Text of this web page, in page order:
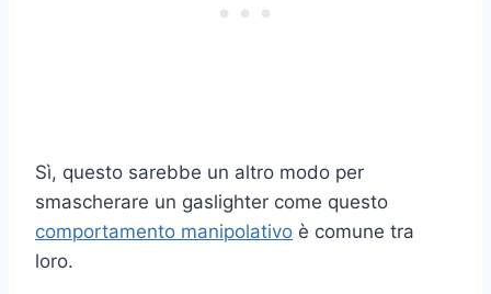
Sì, questo sarebbe un altro modo per
smascherare un gaslighter come questo
comportamento manipolativo è comune tra
loro.